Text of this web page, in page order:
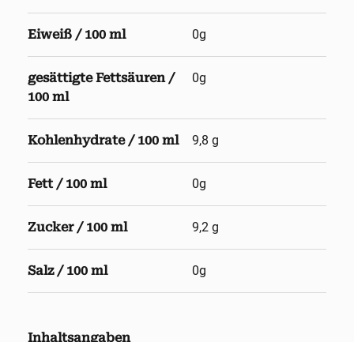
Eiweiß / 100 ml 0g
gesättigte Fettsäuren /
100 ml
0g
Kohlenhydrate / 100 ml 9,8 g
Fett / 100 ml 0g
Zucker / 100 ml 9,2 g
Salz / 100 ml 0g
Inhaltsangaben